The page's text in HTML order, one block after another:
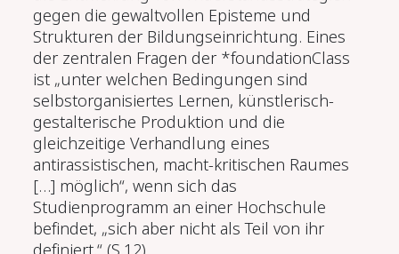
gegen die gewaltvollen Episteme und
Strukturen der Bildungseinrichtung. Eines
der zentralen Fragen der *foundationClass
ist „unter welchen Bedingungen sind
selbstorganisiertes Lernen, künstlerisch-
gestalterische Produktion und die
gleichzeitige Verhandlung eines
antirassistischen, macht-kritischen Raumes
[…] möglich“, wenn sich das
Studienprogramm an einer Hochschule
befindet, „sich aber nicht als Teil von ihr